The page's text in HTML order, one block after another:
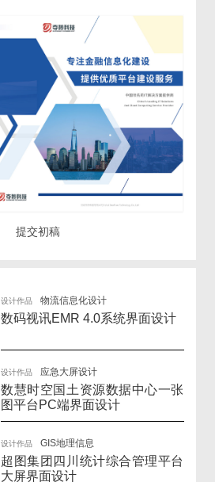
提交初稿
设计作品 物流信息化设计
数码视讯EMR 4.0系统界面设计
设计作品 应急大屏设计
数慧时空国土资源数据中心一张
图平台PC端界面设计
设计作品 GIS地理信息
超图集团四川统计综合管理平台
大屏界面设计